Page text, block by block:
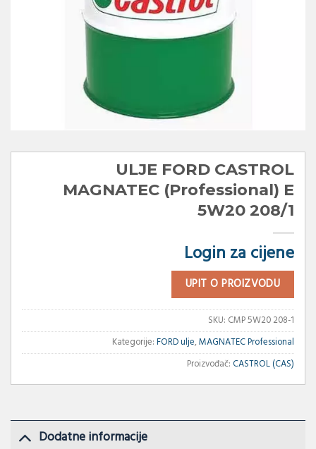
ULJE FORD CASTROL
MAGNATEC (Professional) E
5W20 208/1
Login za cijene
UPIT O PROIZVODU
SKU: CMP 5W20 208-1
Kategorije:FORD ulje,MAGNATEC Professional
Proizvođač: CASTROL (CAS)
Dodatne informacije